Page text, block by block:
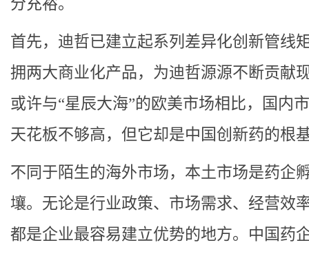
分充裕。
首先，迪哲已建立起系列差异化创新管线
拥两大商业化产品，为迪哲源源不断贡献
或许与“星辰大海”的欧美市场相比，国内
天花板不够高，但它却是中国创新药的根
不同于陌生的海外市场，本土市场是药企
壤。无论是行业政策、市场需求、经营效
都是企业最容易建立优势的地方。中国药